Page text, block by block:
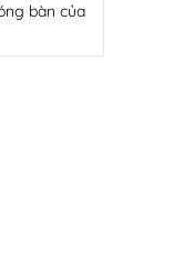
bàn của